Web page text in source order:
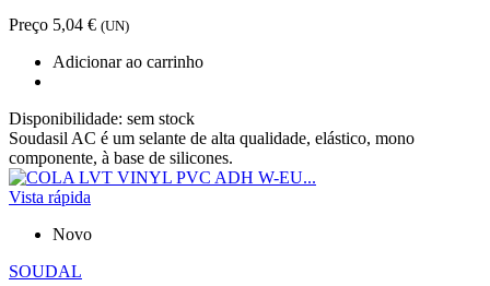
Preço 5,04 € (UN)
Adicionar ao carrinho
Disponibilidade: sem stock
Soudasil AC é um selante de alta qualidade, elástico, mono
componente, à base de silicones.
Vista rápida
Novo
SOUDAL